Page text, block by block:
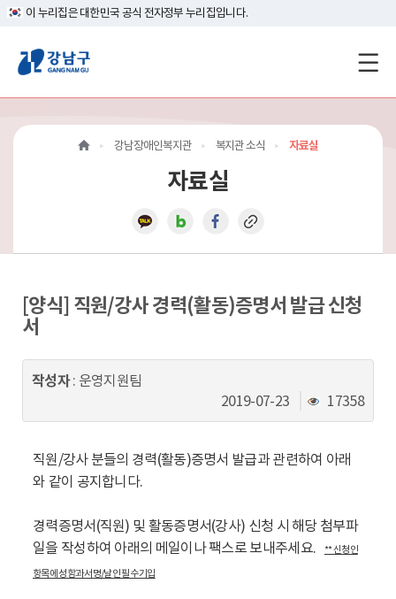
이 누리집은 대한민국 공식 전자정부 누리집입니다.
강
남
구
메
인
이
동
강남장애인복지관 복지관 소식 자료실
자료실
[양식] 직원/강사 경력(활동)증명서 발급 신청
서
작성자: 운영지원팀
2019-07-23
조
회
17358
직원/강사 분들의 경력(활동)증명서 발급과 관련하여 아래
와 같이 공지합니다.
경력증명서(직원) 및 활동증명서(강사) 신청 시 해당 첨부파
일을 작성하여 아래의 메일이나 팩스로 보내주세요.
** 신청인
항목에 성함과 서명/날인 필수 기입